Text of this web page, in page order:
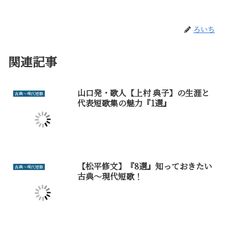
ろいち
関連記事
古典～現代短歌
山口発・歌人【上村 典子】の生涯と
代表短歌集の魅力『1選』
古典～現代短歌
【松平修文】『8選』知っておきたい
古典～現代短歌！